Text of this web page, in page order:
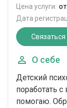
Цена услуги:
Дата
О себе
Детский
поработать
помогаю.